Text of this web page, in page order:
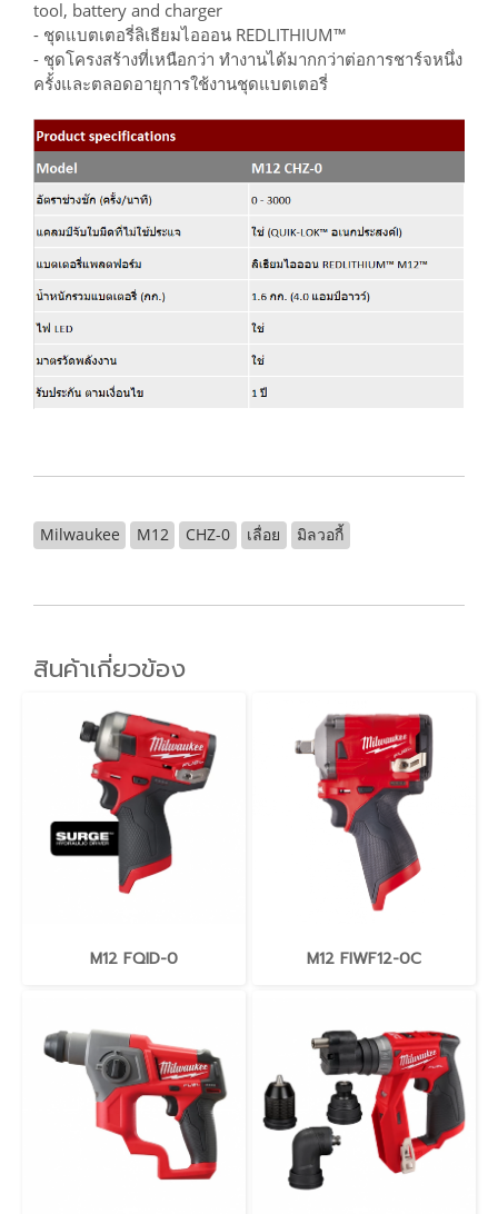
tool, battery and charger
- ชุดแบตเตอรี่ลิเธียมไอออน REDLITHIUM™
- ชุดโครงสร้างที่เหนือกว่า ทำงานได้มากกว่าต่อการชาร์จหนึ่ง
ครั้งและตลอดอายุการใช้งานชุดแบตเตอรี่
Milwaukee M12 CHZ-0 เลื่อย มิลวอกี้
สินค้าเกี่ยวข้อง
M12 FQID-0 M12 FIWF12-0C